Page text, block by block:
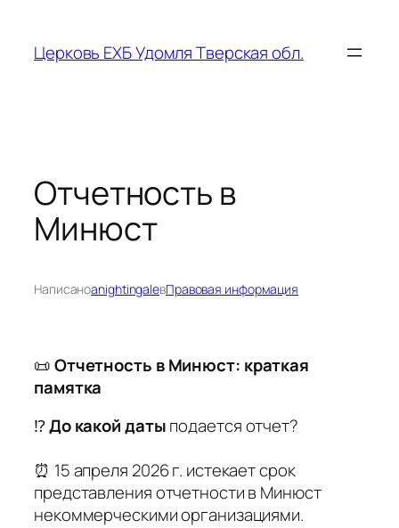
содержимому
Церковь ЕХБ Удомля Тверская обл.
Отчетность в
Минюст
НаписаноanightingaleвПравовая информация
📜Отчетность в Минюст: краткая
памятка
⁉️До какой датыподается отчет?
⏰ 15 апреля 2026 г. истекает срок
представления отчетности в Минюст
некоммерческими организациями.